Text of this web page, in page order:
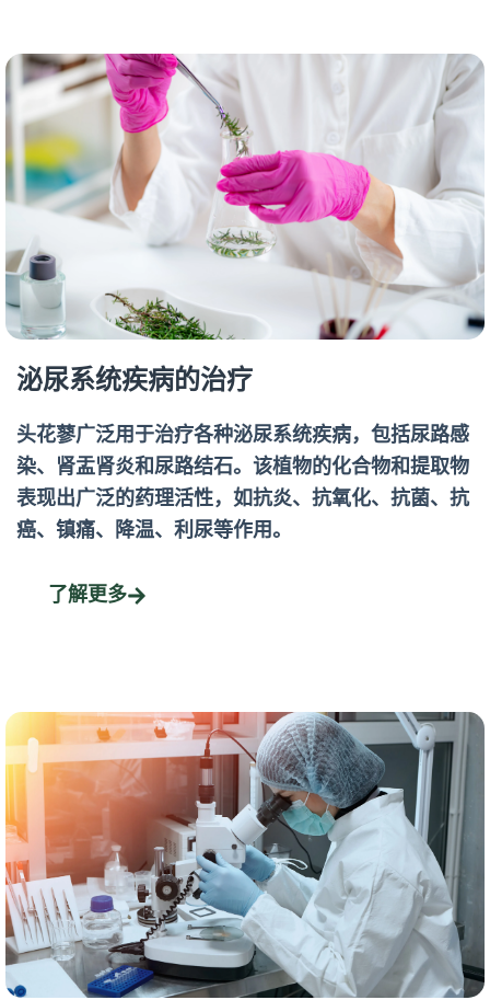
泌尿系统疾病的治疗
头花蓼广泛用于治疗各种泌尿系统疾病，包括尿路感
染、肾盂肾炎和尿路结石。该植物的化合物和提取物
表现出广泛的药理活性，如抗炎、抗氧化、抗菌、抗
癌、镇痛、降温、利尿等作用。
了解更多